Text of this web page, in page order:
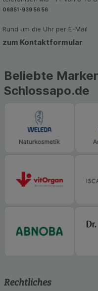
zu gestalten. Bitte
soziale Medien
06851-939 56 56
Rund um die Uhr per E-Mail
zum Kontaktformular
Beliebte
Schlossapo.de
Rechtliches